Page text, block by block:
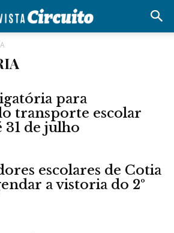
para
transporte escolar
31 de julho
escolares de Cotia
a vistoria do 2º